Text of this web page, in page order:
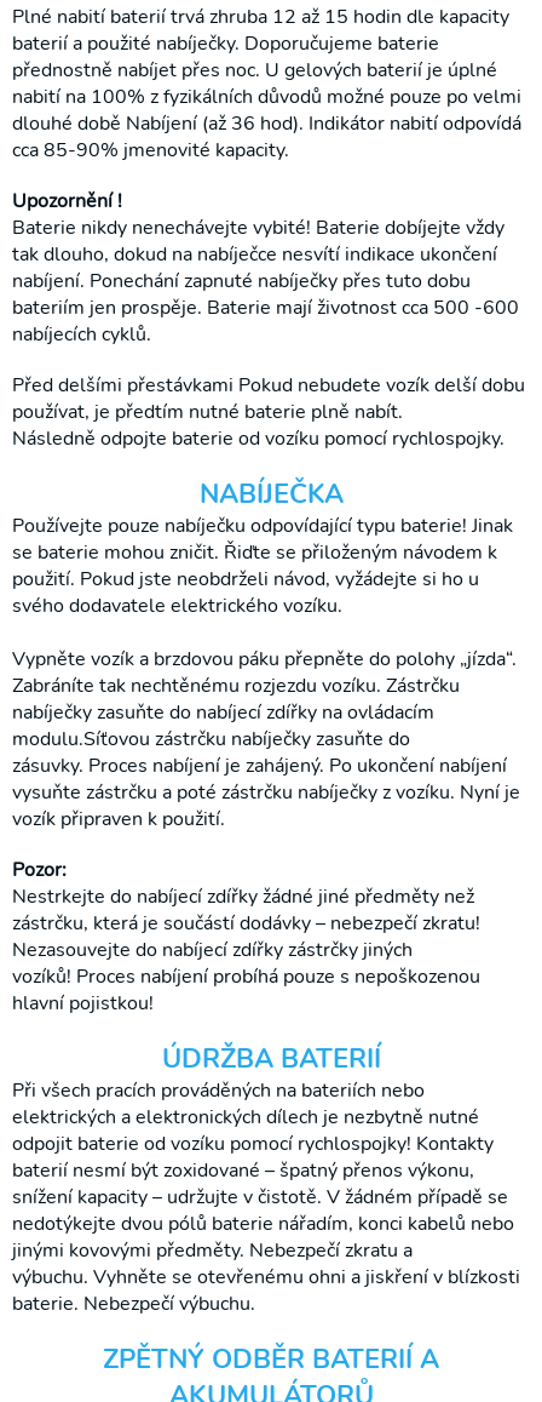
❯
Elektrické
pohony
Podložky,
sedáky a
zádové
opěrky
Polohovací
křesla
Pomůcky
na WC
Rehabilitační
přístroje
Plné nabití baterií trvá zhruba 12 až 15 hodin dle kapacity
baterií a použité nabíječky. Doporučujeme baterie
přednostně nabíjet přes noc. U gelových baterií je úplné
nabití na 100% z fyzikálních důvodů možné pouze po velmi
dlouhé době Nabíjení (až 36 hod). Indikátor nabití odpovídá
cca 85-90% jmenovité kapacity.
Upozornění !
Baterie nikdy nenechávejte vybité! Baterie dobíjejte vždy
tak dlouho, dokud na nabíječce nesvítí indikace ukončení
nabíjení. Ponechání zapnuté nabíječky přes tuto dobu
bateriím jen prospěje. Baterie mají životnost cca 500 -600
nabíjecích cyklů.
Před delšími přestávkami Pokud nebudete vozík delší dobu
používat, je předtím nutné baterie plně nabít.
Následně odpojte baterie od vozíku pomocí rychlospojky.
NABÍJEČKA
Používejte pouze nabíječku odpovídající typu baterie! Jinak
se baterie mohou zničit. Řiďte se přiloženým návodem k
použití. Pokud jste neobdrželi návod, vyžádejte si ho u
svého dodavatele elektrického vozíku.
Vypněte vozík a brzdovou páku přepněte do polohy „jízda“.
Zabráníte tak nechtěnému rozjezdu vozíku. Zástrčku
nabíječky zasuňte do nabíjecí zdířky na ovládacím
modulu.Síťovou zástrčku nabíječky zasuňte do
zásuvky. Proces nabíjení je zahájený. Po ukončení nabíjení
vysuňte zástrčku a poté zástrčku nabíječky z vozíku. Nyní je
vozík připraven k použití.
Pozor:
Nestrkejte do nabíjecí zdířky žádné jiné předměty než
zástrčku, která je součástí dodávky – nebezpečí zkratu!
Nezasouvejte do nabíjecí zdířky zástrčky jiných
vozíků! Proces nabíjení probíhá pouze s nepoškozenou
hlavní pojistkou!
ÚDRŽBA BATERIÍ
Při všech pracích prováděných na bateriích nebo
elektrických a elektronických dílech je nezbytně nutné
odpojit baterie od vozíku pomocí rychlospojky! Kontakty
baterií nesmí být zoxidované – špatný přenos výkonu,
snížení kapacity – udržujte v čistotě. V žádném případě se
nedotýkejte dvou pólů baterie nářadím, konci kabelů nebo
jinými kovovými předměty. Nebezpečí zkratu a
výbuchu. Vyhněte se otevřenému ohni a jiskření v blízkosti
baterie. Nebezpečí výbuchu.
ZPĚTNÝ ODBĚR BATERIÍ A